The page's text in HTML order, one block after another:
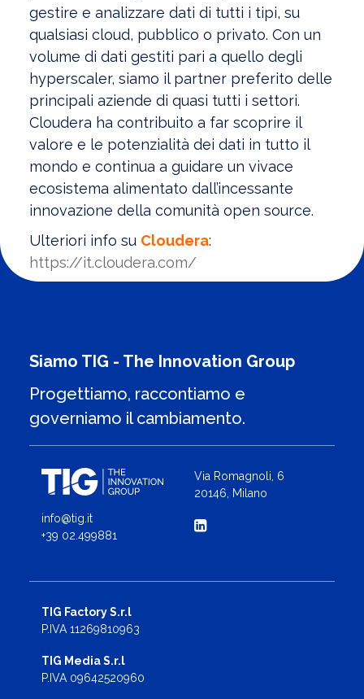
gestire e analizzare dati di tutti i tipi, su
qualsiasi cloud, pubblico o privato. Con un
volume di dati gestiti pari a quello degli
hyperscaler, siamo il partner preferito delle
principali aziende di quasi tutti i settori.
Cloudera ha contribuito a far scoprire il
valore e le potenzialità dei dati in tutto il
mondo e continua a guidare un vivace
ecosistema alimentato dall’incessante
innovazione della comunità open source.
Ulteriori info su Cloudera:
https://it.cloudera.com/
Siamo TIG - The Innovation Group
Progettiamo, raccontiamo e
governiamo il cambiamento.
info@tig.it
+39 02.499881
Via Romagnoli, 6
20146, Milano
TIG Factory S.r.l
P.IVA 11269810963
TIG Media S.r.l
P.IVA 09642520960